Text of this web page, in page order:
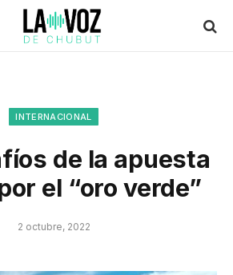
INTERNACIONAL
de la apuesta
el “oro verde”
2 octubre, 2022